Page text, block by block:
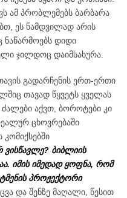
ამ პრობლემებს ბარბარა
ეს ნამდვილად არის
დიდი
ჯილდოც დაიმსახურა.
გადარჩენის ერთ-ერთი
თავად წყვეტს ყველას
აქვთ, ბოროტები კი
ცხოვრებაში
ვისწავლე? ბიბლიის
იმის იმედად ყოფნა, რომ
პროჟექტორი
და შენზე მაღალი, წესით